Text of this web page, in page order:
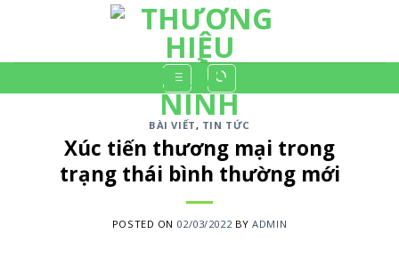
BÀI VIẾT, TIN TỨC
Xúc tiến thương mại trong
trạng thái bình thường mới
POSTED ON 02/03/2022 BYADMIN